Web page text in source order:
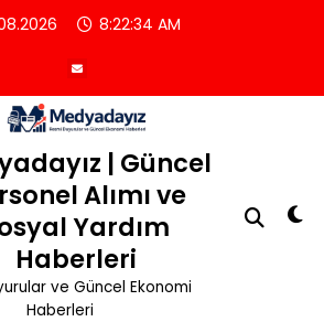
8:22:34 AM
| Güncel
Alımı ve
Yardım
Haberleri
ve Güncel Ekonomi
Haberleri